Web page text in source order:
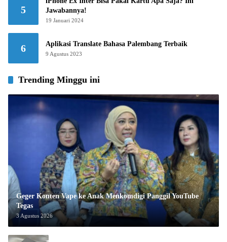
5
Jawabannya!
19 Januari 2024
6 Aplikasi Translate Bahasa Palembang Terbaik
9 Agustus 2023
Trending Minggu ini
Geger Konten Vape ke Anak Menkomdigi Panggil YouTube
Tegas
3 Agustus 2026